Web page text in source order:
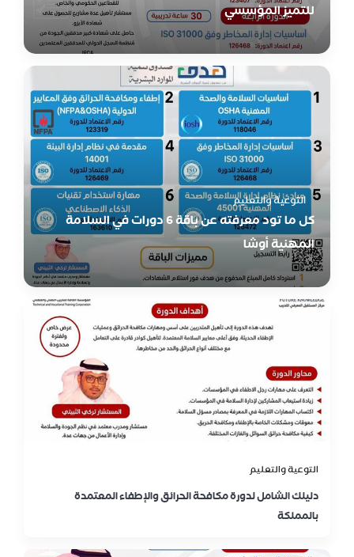
للتميز المؤسسي
التوعية والتعليم
كل ما تود معرفته عن باقة 6 دورات في السلامة
المهنية أوشا
التوعية والتعليم
دليلك الشامل لدورة مكافحة الحرائق والإطفاء المعتمدة
بالمملكة